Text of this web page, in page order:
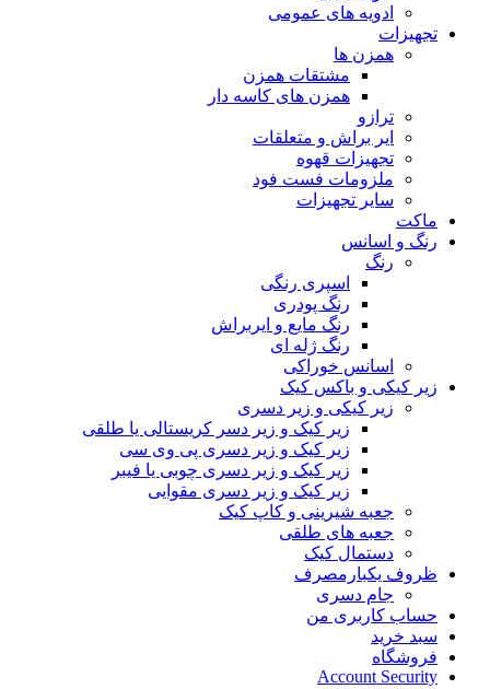
ادویه های عمومی
تجهیزات
همزن ها
مشتقات همزن
همزن های کاسه دار
ترازو
ایر براش و متعلقات
تجهیزات قهوه
ملزومات فست فود
سایر تجهیزات
ماکت
رنگ و اسانس
رنگ
اسپری رنگی
رنگ پودری
رنگ مایع و ایربراش
رنگ ژله ای
اسانس خوراکی
زیر کیکی و باکس کیک
زیر کیکی و زیر دسری
زیر کیک و زیر دسر کریستالی یا طلقی
زیر کیک و زیر دسری پی وی سی
زیر کیک و زیر دسری چوبی یا فیبر
زیر کیک و زیر دسری مقوایی
جعبه شیرینی و کاپ کیک
جعبه های طلقی
دستمال کیک
ظروف یکبارمصرف
جام دسری
حساب کاربری من
سبد خرید
فروشگاه
Account Security